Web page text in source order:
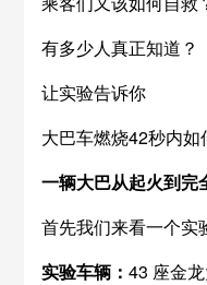
有多少人真正知道？
让实验告诉你
大巴车燃烧42秒内如
一辆大巴从起火到完
首先我们来看一个实
实验车辆： 43 座金